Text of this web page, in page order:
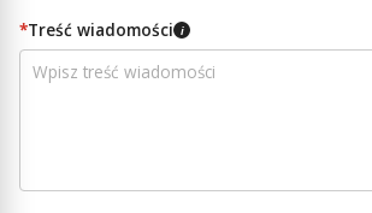
*Treść wiadomości i